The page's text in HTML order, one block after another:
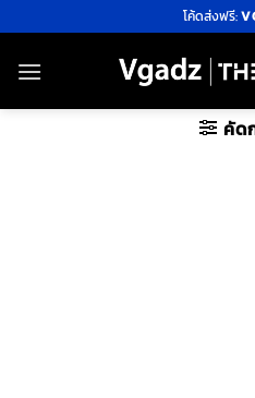
ไป
ยัง
โค้ดส่งฟรี:
คัด